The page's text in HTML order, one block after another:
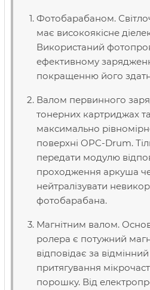
Фотобарабаном.
має високоякісне
Використаний
ефективному
покращенню його
Валом первинного
тонерних картриджах
максимально
поверхні OPC-Drum.
передати модулю
проходження аркуша
нейтралізувати
фотобарабана.
Магнітним валом.
ролера є потужний
відповідає за
притягування
порошку. Від